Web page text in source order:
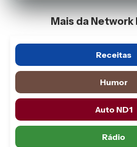
Mais da Network
Receitas
Humor
Auto ND1
Rádio